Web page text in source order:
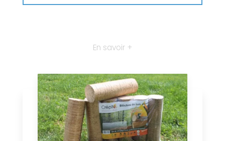
En savoir +